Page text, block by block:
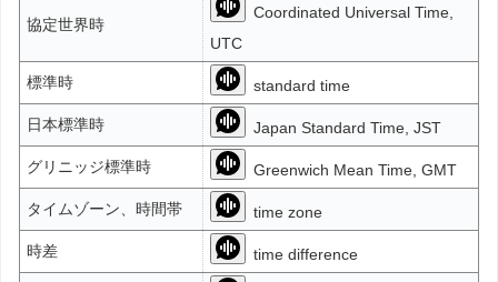
協定世界時
Coordinated Universal Time,
UTC
標準時 standard time
日本標準時 Japan Standard Time, JST
グリニッジ標準時 Greenwich Mean Time, GMT
タイムゾーン、時間帯 time zone
時差 time difference